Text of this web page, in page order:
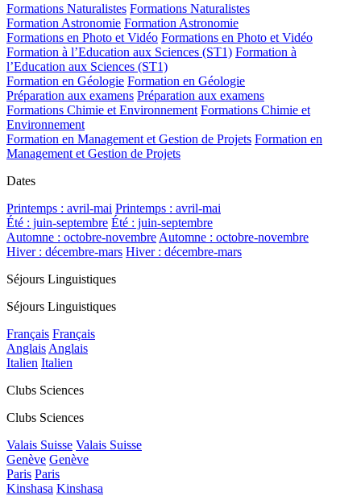
Formations Naturalistes Formations Naturalistes
Formation Astronomie Formation Astronomie
Formations en Photo et Vidéo Formations en Photo et Vidéo
Formation à l’Education aux Sciences (ST1) Formation à
l’Education aux Sciences (ST1)
Formation en Géologie Formation en Géologie
Préparation aux examens Préparation aux examens
Formations Chimie et Environnement Formations Chimie et
Environnement
Formation en Management et Gestion de Projets Formation en
Management et Gestion de Projets
Dates
Printemps : avril-mai Printemps : avril-mai
Été : juin-septembre Été : juin-septembre
Automne : octobre-novembre Automne : octobre-novembre
Hiver : décembre-mars Hiver : décembre-mars
Séjours Linguistiques
Séjours Linguistiques
Français Français
Anglais Anglais
Italien Italien
Clubs Sciences
Clubs Sciences
Valais Suisse Valais Suisse
Genève Genève
Paris Paris
Kinshasa Kinshasa